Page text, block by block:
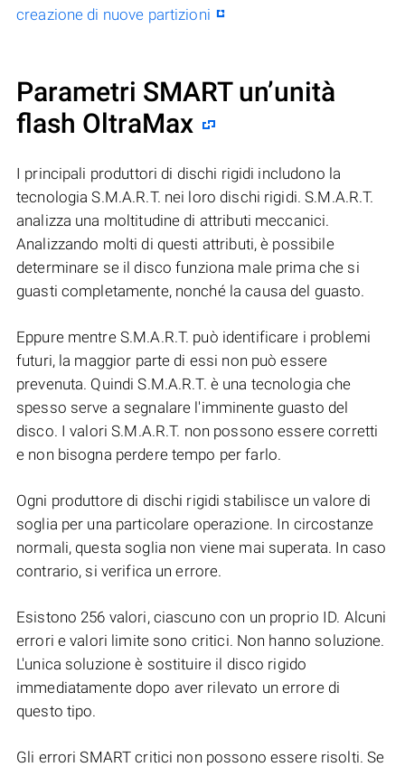
creazione di nuove partizioni
Parametri SMART un’unità
flash OltraMax
I principali produttori di dischi rigidi includono la
tecnologia S.M.A.R.T. nei loro dischi rigidi. S.M.A.R.T.
analizza una moltitudine di attributi meccanici.
Analizzando molti di questi attributi, è possibile
determinare se il disco funziona male prima che si
guasti completamente, nonché la causa del guasto.
Eppure mentre S.M.A.R.T. può identificare i problemi
futuri, la maggior parte di essi non può essere
prevenuta. Quindi S.M.A.R.T. è una tecnologia che
spesso serve a segnalare l'imminente guasto del
disco. I valori S.M.A.R.T. non possono essere corretti
e non bisogna perdere tempo per farlo.
Ogni produttore di dischi rigidi stabilisce un valore di
soglia per una particolare operazione. In circostanze
normali, questa soglia non viene mai superata. In caso
contrario, si verifica un errore.
Esistono 256 valori, ciascuno con un proprio ID. Alcuni
errori e valori limite sono critici. Non hanno soluzione.
L'unica soluzione è sostituire il disco rigido
immediatamente dopo aver rilevato un errore di
questo tipo.
Gli errori SMART critici non possono essere risolti. Se